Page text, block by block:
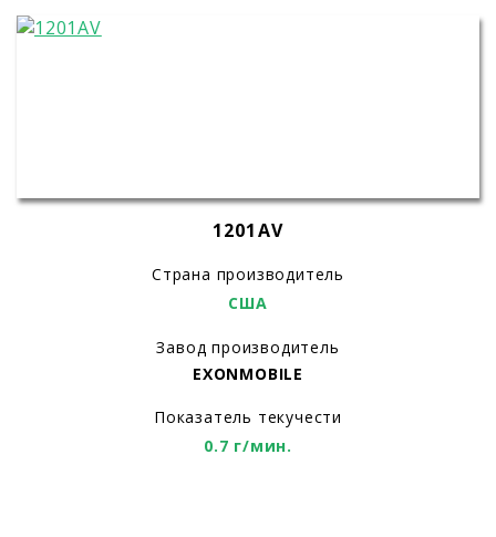
1201AV
Страна производитель
США
Завод производитель
EXONMOBILE
Показатель текучести
0.7 г/мин.